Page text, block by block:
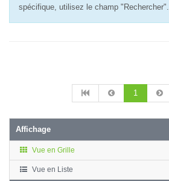
spécifique, utilisez le champ "Rechercher".
1
Affichage
Vue en Grille
Vue en Liste